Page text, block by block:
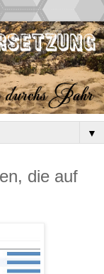
▼
die auf